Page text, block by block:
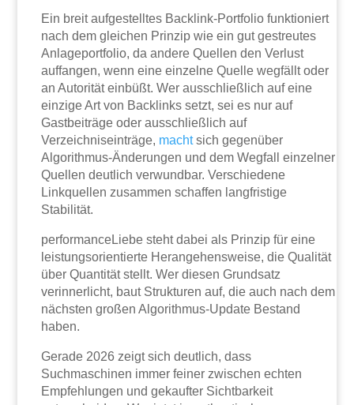
Ein breit aufgestelltes Backlink-Portfolio funktioniert
nach dem gleichen Prinzip wie ein gut gestreutes
Anlageportfolio, da andere Quellen den Verlust
auffangen, wenn eine einzelne Quelle wegfällt oder
an Autorität einbüßt. Wer ausschließlich auf eine
einzige Art von Backlinks setzt, sei es nur auf
Gastbeiträge oder ausschließlich auf
Verzeichniseinträge, machtsich gegenüber
Algorithmus-Änderungen und dem Wegfall einzelner
Quellen deutlich verwundbar. Verschiedene
Linkquellen zusammen schaffen langfristige
Stabilität.
performanceLiebe steht dabei als Prinzip für eine
leistungsorientierte Herangehensweise, die Qualität
über Quantität stellt. Wer diesen Grundsatz
verinnerlicht, baut Strukturen auf, die auch nach dem
nächsten großen Algorithmus-Update Bestand
haben.
Gerade 2026 zeigt sich deutlich, dass
Suchmaschinen immer feiner zwischen echten
Empfehlungen und gekaufter Sichtbarkeit